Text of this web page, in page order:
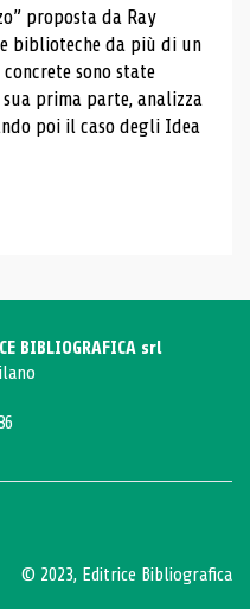
proposta da Ray
biblioteche da più di un
sono state
prima parte, analizza
poi il caso degli Idea
BIBLIOGRAFICA srl
© 2023, Editrice Bibliografica